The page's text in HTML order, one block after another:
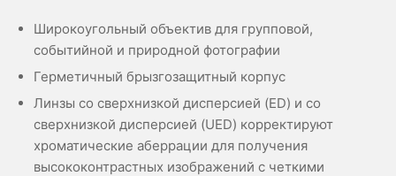
Широкоугольный объектив для групповой,
событийной и природной фотографии
Герметичный брызгозащитный корпус
Линзы со сверхнизкой дисперсией (ED) и со
сверхнизкой дисперсией (UED) корректируют
хроматические аберрации для получения
высококонтрастных изображений с четкими